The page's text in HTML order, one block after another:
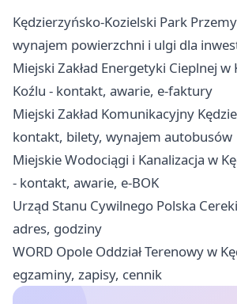
Kędzierzyńsko-Kozielski Park
wynajem powierzchni i ulgi dla
Miejski Zakład Energetyki Cieplnej w
Koźlu - kontakt, awarie, e-faktury
Miejski Zakład Komunikacyjny
kontakt, bilety, wynajem autobusów
Miejskie Wodociągi i Kanalizacja w
- kontakt, awarie, e-BOK
Urząd Stanu Cywilnego Polska
adres, godziny
WORD Opole Oddział Terenowy w
egzaminy, zapisy, cennik